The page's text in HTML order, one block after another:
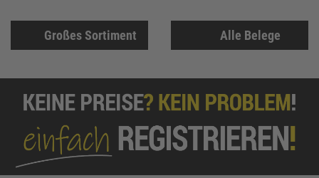
Großes Sortiment Alle Belege